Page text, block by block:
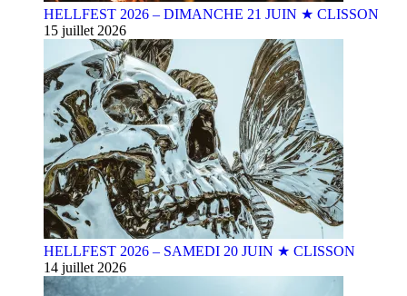
HELLFEST 2026 – DIMANCHE 21 JUIN ★ CLISSON
15 juillet 2026
HELLFEST 2026 – SAMEDI 20 JUIN ★ CLISSON
14 juillet 2026